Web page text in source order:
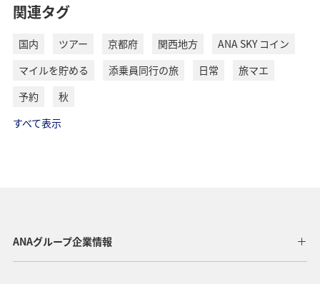
関連タグ
国内 ツアー 京都府 関西地方
ANA SKY コイン
マイルを貯める
添乗員同行の旅 日常
旅マエ
予約
秋
すべて表示
ANAグループ企業情報